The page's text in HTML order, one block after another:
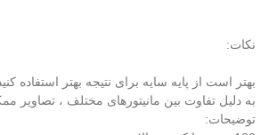
نکات:
بهتر است از پایه سایه برای نتیجه بهتر استفاده
به دلیل تفاوت بین مانیتورهای مختلف ، تصاویر
توضیحات: